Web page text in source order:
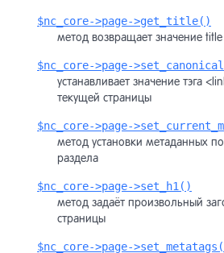
$nc_core->page->get_title()
метод возвращает значение
$nc_core->page-
устанавливает значение тэга
текущей страницы
$nc_core->page-
метод установки метаданных
раздела
$nc_core->page->set_h1()
метод задаёт произвольный
страницы
$nc_core->page-